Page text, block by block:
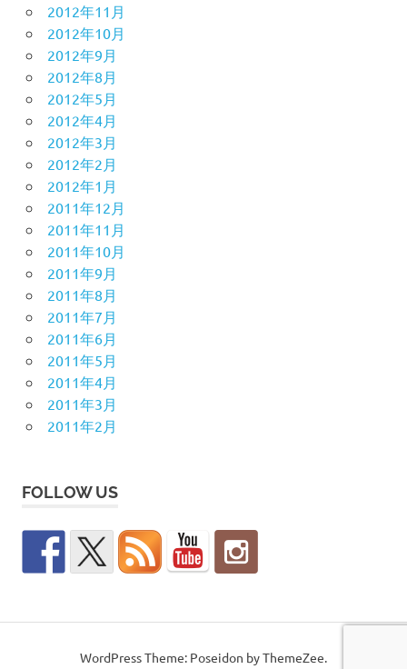
2012年11月
2012年10月
2012年9月
2012年8月
2012年5月
2012年4月
2012年3月
2012年2月
2012年1月
2011年12月
2011年11月
2011年10月
2011年9月
2011年8月
2011年7月
2011年6月
2011年5月
2011年4月
2011年3月
2011年2月
FOLLOW US
WordPress Theme: Poseidon by ThemeZee.